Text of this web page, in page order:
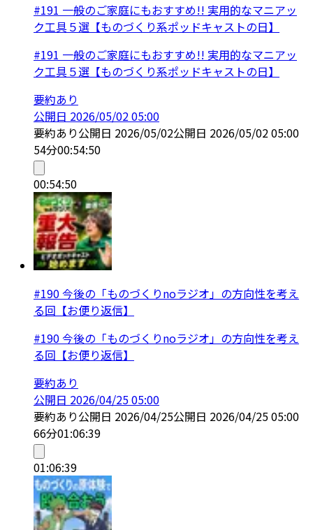
#191 一般のご家庭にもおすすめ!! 実用的なマニアッ
ク工具５選【ものづくり系ポッドキャストの日】
#191 一般のご家庭にもおすすめ!! 実用的なマニアッ
ク工具５選【ものづくり系ポッドキャストの日】
要約あり
公開日 2026/05/02 05:00
要約あり公開日 2026/05/02公開日 2026/05/02 05:00
54分00:54:50
00:54:50
#190 今後の「ものづくりnoラジオ」の方向性を考え
る回【お便り返信】
#190 今後の「ものづくりnoラジオ」の方向性を考え
る回【お便り返信】
要約あり
公開日 2026/04/25 05:00
要約あり公開日 2026/04/25公開日 2026/04/25 05:00
66分01:06:39
01:06:39